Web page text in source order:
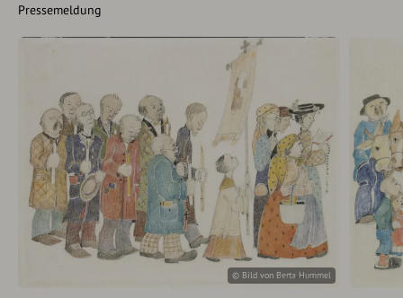
Pressemeldung
© Bild von Berta Hummel